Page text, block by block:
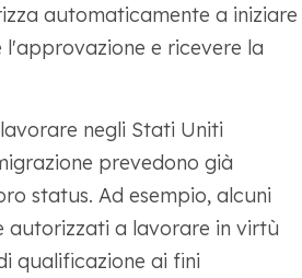
automaticamente a iniziare
e ricevere la
negli Stati Uniti
prevedono già
status. Ad esempio, alcuni
autorizzati a lavorare in virtù
qualificazione ai fini